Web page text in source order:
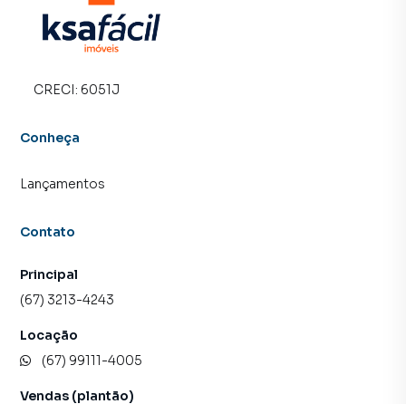
CRECI: 6051J
Conheça
Lançamentos
Contato
Principal
(67) 3213-4243
Locação
(67) 99111-4005
Vendas (plantão)